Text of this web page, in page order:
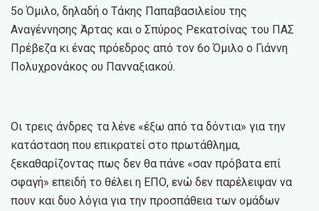
5ο Όμιλο, δηλαδή ο Τάκης Παπαβασιλείου της
Αναγέννησης Άρτας και ο Σπύρος Ρεκατσίνας του ΠΑΣ
Πρέβεζα κι ένας πρόεδρος από τον 6ο Όμιλο ο Γιάννη
Πολυχρονάκος ου Πανναξιακού.
Οι τρεις άνδρες τα λένε «έξω από τα δόντια» για την
κατάσταση που επικρατεί στο πρωτάθλημα,
ξεκαθαρίζοντας πως δεν θα πάνε «σαν πρόβατα επί
σφαγή» επειδή το θέλει η ΕΠΟ, ενώ δεν παρέλειψαν να
πουν και δυο λόγια για την προσπάθεια των ομάδων